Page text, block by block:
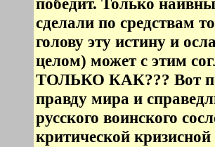
победит. Только
сделали по средствам
голову эту истину и
целом) может с этим
ТОЛЬКО КАК??? Вот по
правду мира и
русского воинского
критической